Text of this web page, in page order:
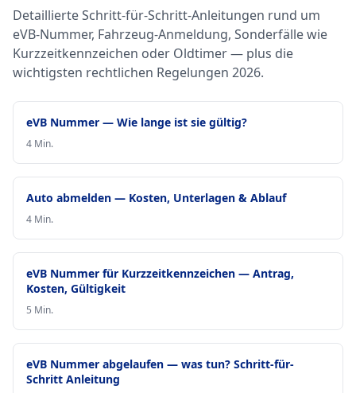
Detaillierte Schritt-für-Schritt-Anleitungen rund um
eVB-Nummer, Fahrzeug-Anmeldung, Sonderfälle wie
Kurzzeitkennzeichen oder Oldtimer — plus die
wichtigsten rechtlichen Regelungen 2026.
eVB Nummer — Wie lange ist sie gültig?
4 Min.
Auto abmelden — Kosten, Unterlagen & Ablauf
4 Min.
eVB Nummer für Kurzzeitkennzeichen — Antrag,
Kosten, Gültigkeit
5 Min.
eVB Nummer abgelaufen — was tun? Schritt-für-
Schritt Anleitung